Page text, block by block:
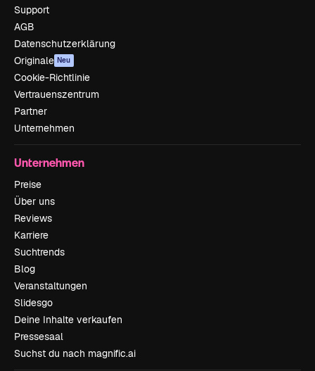
Support
AGB
Datenschutzerklärung
Originale Neu
Cookie-Richtlinie
Vertrauenszentrum
Partner
Unternehmen
Unternehmen
Preise
Über uns
Reviews
Karriere
Suchtrends
Blog
Veranstaltungen
Slidesgo
Deine Inhalte verkaufen
Pressesaal
Suchst du nach magnific.ai